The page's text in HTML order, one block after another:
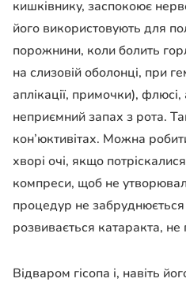
кишківнику, заспокоює
його використовують для
порожнини, коли болить
на слизовій оболонці, при
аплікації, примочки), флюсі,
неприємний запах з рота.
кон’юктивітах. Можна
хворі очі, якщо
компреси, щоб не
процедур не
розвивається катаракта,
Відваром гісопа і, навіть